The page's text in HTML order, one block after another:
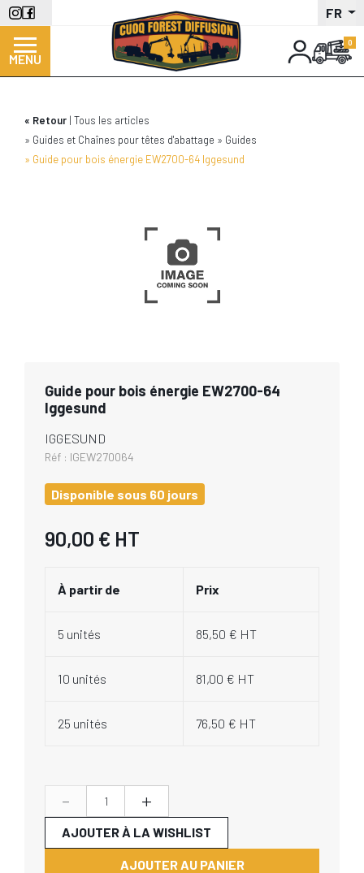
Aller
au
contenu
principal
FR
MENU
Retour Tous les articles
Guides et Chaînes pour têtes d'abattage
Guides
Guide pour bois énergie EW2700-64 Iggesund
Guide pour bois énergie EW2700-64
Iggesund
IGGESUND
Réf : IGEW270064
Disponible sous 60 jours
90,00 € HT
À partir de Prix
5 unités 85,50 € HT
10 unités 81,00 € HT
25 unités 76,50 € HT
- +
AJOUTER AU PANIER
AJOUTER À LA WISHLIST